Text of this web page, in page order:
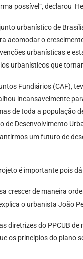
possível“, declarou
urbanístico de
acomodar o
urbanísticas e
urbanísticos que
Fundiários (CAF),
incansavelmente
de toda a população
Desenvolvimento
um futuro de
é importante pois
crescer de maneira
o urbanista João
diretrizes do PPCUB
os princípios do plano